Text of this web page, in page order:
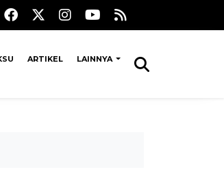
ARTIKEL LAINNYA